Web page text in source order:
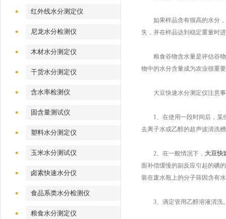
红外线水分测定仪
尼龙水分检测仪
木材水分测定仪
干货水分测定仪
含水率检测仪
固含量测试仪
塑料水分测定仪
玉米水分测试仪
卤素快速水分仪
食品系类水分检测仪
粮食水分测定仪
如果样品含有很高的水分，
失，并在样品达到稳定重量时
粮食谷物含水量是评估谷物
物中的水分含量成为农业很重
大豆快速水分测定仪注意
1、在使用一段时间后，某些
去离子水或乙醇的超声波清洗
2、在一般情况下， 大豆快
面补偿缓慢的副反应引起的碘
装在废水瓶上的分子筛因含有
3、滴定管用乙醇溶液清洗